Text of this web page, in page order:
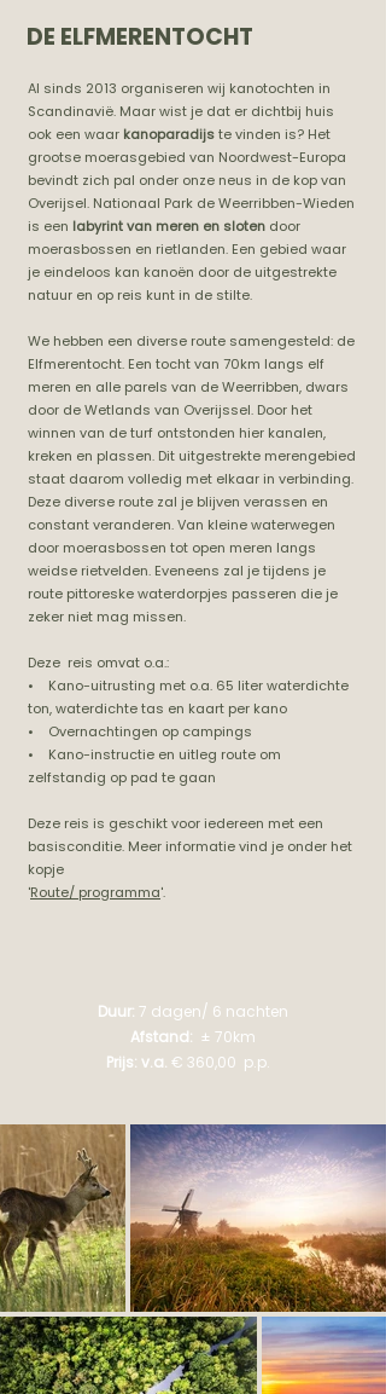
DE ELFMERENTOCHT
Al sinds 2013 organiseren wij kanotochten in
Scandinavië. Maar wist je dat er dichtbij huis
ook een waar kanoparadijste vinden is? Het
grootse moerasgebied van Noordwest-Europa
bevindt zich pal onder onze neus in de kop van
Overijsel. Nationaal Park de Weerribben-Wieden
is een labyrint van meren en sloten door
moerasbossen en rietlanden. Een gebied waar
je eindeloos kan kanoën door de uitgestrekte
natuur en op reis kunt in de stilte.
We hebben een diverse route samengesteld: de
Elfmerentocht. Een tocht van 70km langs elf
meren en alle parels van de Weerribben, dwars
door de Wetlands van Overijssel. Door het
winnen van de turf ontstonden hier kanalen,
kreken en plassen. Dit uitgestrekte merengebied
staat daarom volledig met elkaar in verbinding.
Deze diverse route zal je blijven verassen en
constant veranderen. Van kleine waterwegen
door moerasbossen tot open meren langs
weidse rietvelden. Eveneens zal je tijdens je
route pittoreske waterdorpjes passeren die je
zeker niet mag missen.
Deze reis omvat o.a.:
• Kano-uitrusting met o.a. 65 liter waterdichte
ton, waterdichte tas en kaart per kano
• Overnachtingen op campings
• Kano-instructie en uitleg route om
zelfstandig op pad te gaan
Deze reis is geschikt voor iedereen met een
basisconditie. Meer informatie vind je onder het
kopje
'Route/ programma'.
Duur: 7 dagen/ 6 nachten
Afstand: ± 70km
Prijs: v.a. € 360,00 p.p.